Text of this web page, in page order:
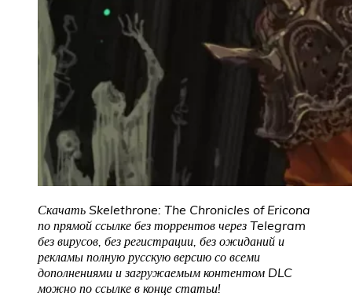
Скачать Skelethrone: The Chronicles of Ericona
по прямой ссылке без торрентов через Telegram
без вирусов, без регистрации, без ожиданий и
рекламы полную русскую версию со всеми
дополнениями и загружаемым контентом DLC
можно по ссылке в конце статьи!